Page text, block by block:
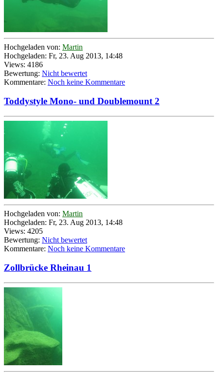
Hochgeladen von: Martin
Hochgeladen: Fr, 23. Aug 2013, 14:48
Views: 4186
Bewertung: Nicht bewertet
Kommentare: Noch keine Kommentare
Toddystyle Mono- und Doublemount 2
Hochgeladen von: Martin
Hochgeladen: Fr, 23. Aug 2013, 14:48
Views: 4205
Bewertung: Nicht bewertet
Kommentare: Noch keine Kommentare
Zollbrücke Rheinau 1